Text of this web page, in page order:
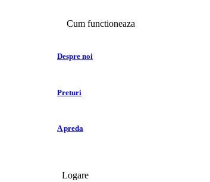
Cum functioneaza
Despre noi
Preturi
A preda
Logare